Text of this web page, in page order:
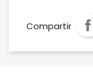
Compartir